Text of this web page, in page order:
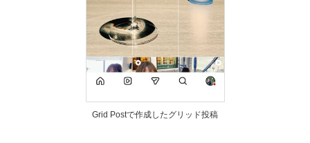
Grid Postで作成したグリッド投稿